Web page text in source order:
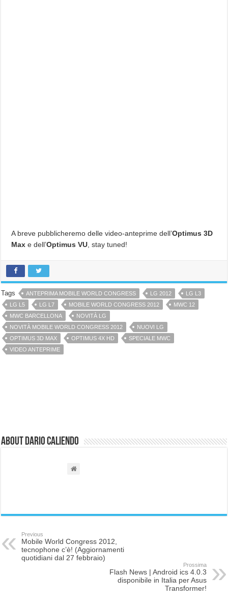
A breve pubblicheremo delle video-anteprime dell’Optimus 3D
Max e dell’Optimus VU , stay tuned!
Tags ANTEPRIMA MOBILE WORLD CONGRESS LG 2012
LG L3
LG L5
LG L7 MOBILE WORLD CONGRESS 2012
MWC 12
MWC BARCELLONA
NOVITÀ LG
NOVITÀ MOBILE WORLD CONGRESS 2012
NUOVI LG
OPTIMUS 3D MAX
OPTIMUS 4X HD
SPECIALE MWC
VIDEO ANTEPRIME
About Dario Caliendo
Previous
Mobile World Congress 2012,
tecnophone c’è! (Aggiornamenti
quotidiani dal 27 febbraio)
Prossima
Flash News | Android ics 4.0.3
disponibile in Italia per Asus
Transformer!